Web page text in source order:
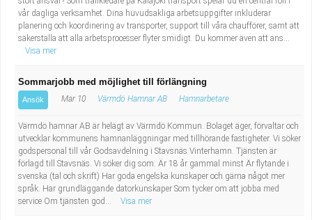
vår dagliga verksamhet. Dina huvudsakliga arbetsuppgifter inkluderar
planering och koordinering av transporter, support till våra chaufförer, samt att
säkerställa att alla arbetsprocesser flyter smidigt. Du kommer även att ans...
Visa mer
Sommarjobb med möjlighet till förlängning
Ansök Mar 10 Värmdö Hamnar AB Hamnarbetare
Värmdö hamnar AB är helägt av Värmdö Kommun. Bolaget äger, förvaltar och
utvecklar kommunens hamnanläggningar med tillhörande fastigheter. Vi söker
godspersonal till vår Godsavdelning i Stavsnäs Vinterhamn. Tjänsten är
förlagd till Stavsnäs. Vi söker dig som: Är 18 år gammal minst Är flytande i
svenska (tal och skrift) Har goda engelska kunskaper och gärna något mer
språk. Har grundläggande datorkunskaper Som tycker om att jobba med
service Om tjänsten god...
Visa mer